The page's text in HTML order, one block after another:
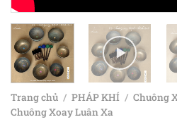
Trang chủ / PHÁP KHÍ / Chuông
Chuông Xoay Luân Xa